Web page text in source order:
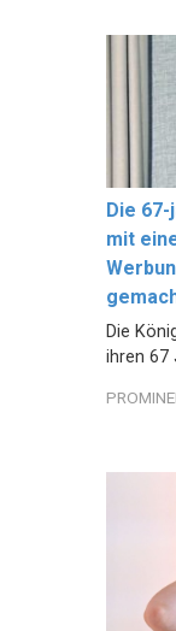
Die
mit
Die
ihren 67